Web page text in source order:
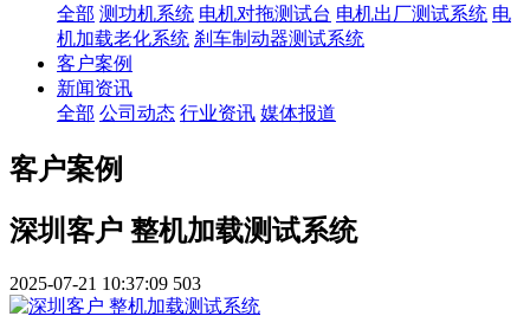
全部 测功机系统 电机对拖测试台 电机出厂测试系统 电
机加载老化系统 刹车制动器测试系统
客户案例
新闻资讯
全部 公司动态 行业资讯 媒体报道
客户案例
深圳客户 整机加载测试系统
2025-07-21 10:37:09 503